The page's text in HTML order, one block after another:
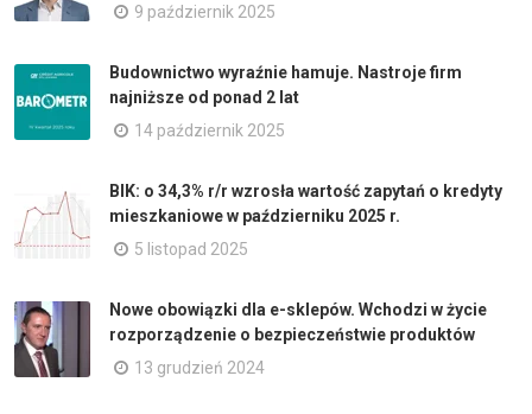
9 październik 2025
Budownictwo wyraźnie hamuje. Nastroje firm
najniższe od ponad 2 lat
14 październik 2025
BIK: o 34,3% r/r wzrosła wartość zapytań o kredyty
mieszkaniowe w październiku 2025 r.
5 listopad 2025
Nowe obowiązki dla e-sklepów. Wchodzi w życie
rozporządzenie o bezpieczeństwie produktów
13 grudzień 2024